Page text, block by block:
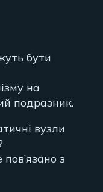
бути
на
подразник.
вузли
з